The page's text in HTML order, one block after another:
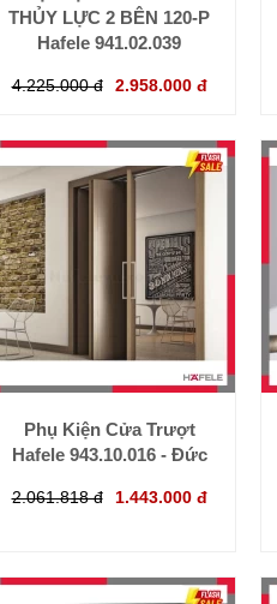
THỦY LỰC 2 BÊN 120-P
Hafele 941.02.039
4.225.000 đ 2.958.000 đ
Phụ Kiện Cửa Trượt
Hafele 943.10.016 - Đức
2.061.818 đ 1.443.000 đ